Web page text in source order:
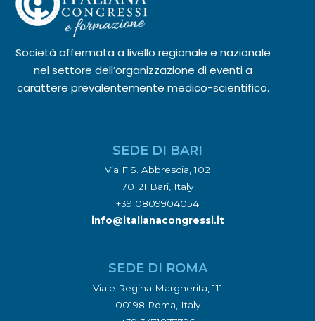
Società affermata a livello regionale e nazionale
nel settore dell’organizzazione di eventi a
carattere prevalentemente medico-scientifico.
SEDE DI BARI
Via F.S. Abbrescia, 102
70121 Bari, Italy
+39 0809904054
info@italianacongressi.it
SEDE DI ROMA
Viale Regina Margherita, 111
00198 Roma, Italy